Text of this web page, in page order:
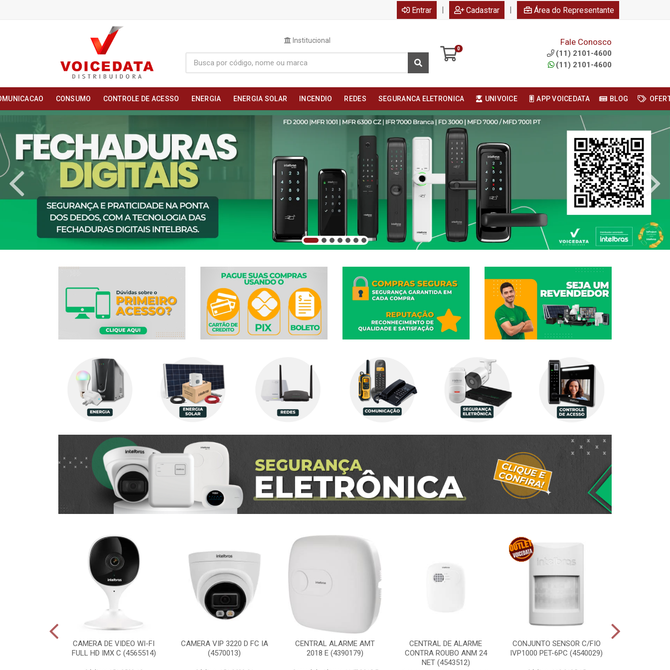
Entrar | Cadastrar | Área do Representante
Institucional
0
Fale Conosco
(11) 2101-4600
(11) 2101-4600
CONSUMO CONTROLE DE ACESSO ENERGIA ENERGIA SOLAR INCENDIO REDES SEGURANCA ELETRONICA UNIVOICE APP VOICEDATA BLOG
CAMERA DE VIDEO WI-FI
FULL HD IMX C (4565514)
CAMERA VIP 3220 D FC IA
(4570013)
CENTRAL ALARME AMT
2018 E (4390179)
CENTRAL DE ALARME
CONTRA ROUBO ANM 24
NET (4543512)
CONJUNTO SENSOR C/FIO
IVP1000 PET-6PC (4540029)